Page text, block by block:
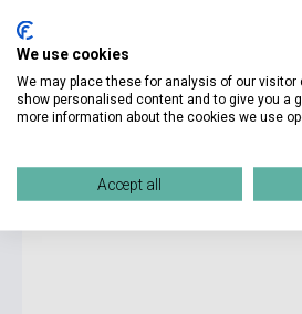
7 095 Ft
Készlet: 1-10 darab
Nivel III
We use cookies
We may place these for analysis of our visitor
show personalised content and to give you a
more information about the cookies we use
Accept all